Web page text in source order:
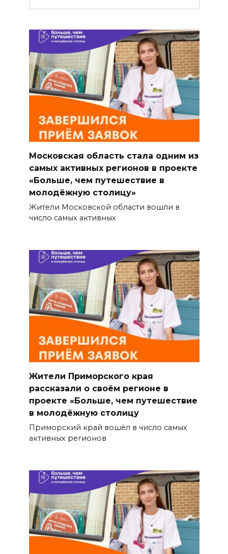
Московская область стала одним из
самых активных регионов в проекте
«Больше, чем путешествие в
молодёжную столицу»
Жители Московской области вошли в
число самых активных
Жители Приморского края
рассказали о своём регионе в
проекте «Больше, чем путешествие
в молодёжную столицу
Приморский край вошёл в число самых
активных регионов